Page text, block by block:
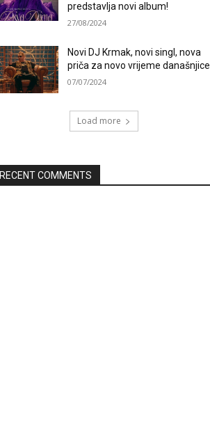
predstavlja novi album!
27/08/2024
Novi DJ Krmak, novi singl, nova
priča za novo vrijeme današnjice
07/07/2024
Load more
RECENT COMMENTS